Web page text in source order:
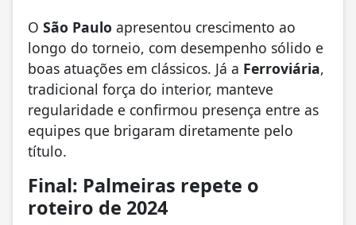
O São Paulo apresentou crescimento ao
longo do torneio, com desempenho sólido e
boas atuações em clássicos. Já a Ferroviária,
tradicional força do interior, manteve
regularidade e confirmou presença entre as
equipes que brigaram diretamente pelo
título.
Final: Palmeiras repete o
roteiro de 2024